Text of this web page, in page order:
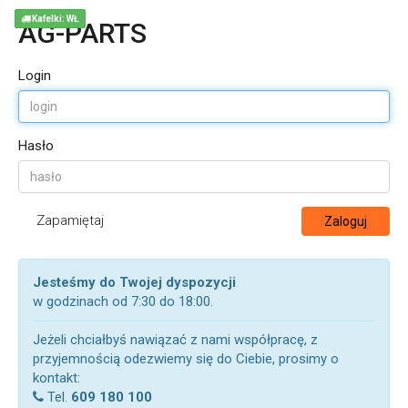
AG-PARTS
Login
Hasło
Zapamiętaj Zaloguj
Jesteśmy do Twojej dyspozycji
w godzinach od 7:30 do 18:00.
Jeżeli chciałbyś nawiązać z nami współpracę, z
przyjemnością odezwiemy się do Ciebie, prosimy o
kontakt:
Tel. 609 180 100
Kafelki: WŁ